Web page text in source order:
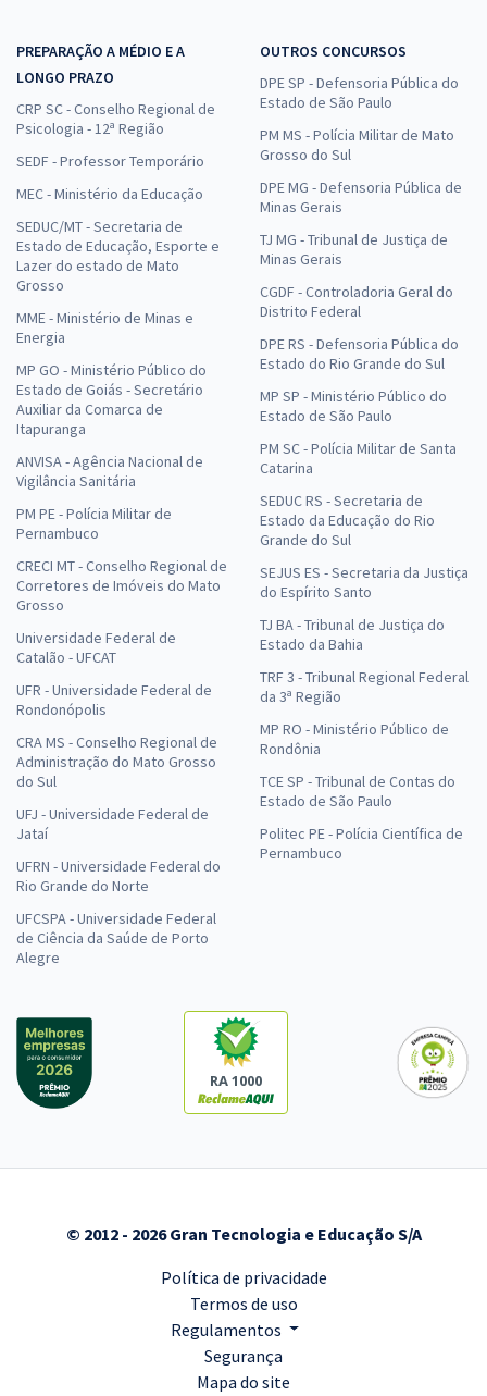
PREPARAÇÃO A MÉDIO E A
LONGO PRAZO
CRP SC - Conselho Regional de
Psicologia - 12ª Região
SEDF - Professor Temporário
MEC - Ministério da Educação
SEDUC/MT - Secretaria de
Estado de Educação, Esporte e
Lazer do estado de Mato
Grosso
MME - Ministério de Minas e
Energia
MP GO - Ministério Público do
Estado de Goiás - Secretário
Auxiliar da Comarca de
Itapuranga
ANVISA - Agência Nacional de
Vigilância Sanitária
PM PE - Polícia Militar de
Pernambuco
CRECI MT - Conselho Regional de
Corretores de Imóveis do Mato
Grosso
Universidade Federal de
Catalão - UFCAT
UFR - Universidade Federal de
Rondonópolis
CRA MS - Conselho Regional de
Administração do Mato Grosso
do Sul
UFJ - Universidade Federal de
Jataí
UFRN - Universidade Federal do
Rio Grande do Norte
UFCSPA - Universidade Federal
de Ciência da Saúde de Porto
Alegre
OUTROS CONCURSOS
DPE SP - Defensoria Pública do
Estado de São Paulo
PM MS - Polícia Militar de Mato
Grosso do Sul
DPE MG - Defensoria Pública de
Minas Gerais
TJ MG - Tribunal de Justiça de
Minas Gerais
CGDF - Controladoria Geral do
Distrito Federal
DPE RS - Defensoria Pública do
Estado do Rio Grande do Sul
MP SP - Ministério Público do
Estado de São Paulo
PM SC - Polícia Militar de Santa
Catarina
SEDUC RS - Secretaria de
Estado da Educação do Rio
Grande do Sul
SEJUS ES - Secretaria da Justiça
do Espírito Santo
TJ BA - Tribunal de Justiça do
Estado da Bahia
TRF 3 - Tribunal Regional Federal
da 3ª Região
MP RO - Ministério Público de
Rondônia
TCE SP - Tribunal de Contas do
Estado de São Paulo
Politec PE - Polícia Científica de
Pernambuco
RA 1000
© 2012 - 2026 Gran Tecnologia e Educação S/A
Política de privacidade
Termos de uso
Regulamentos
Segurança
Mapa do site